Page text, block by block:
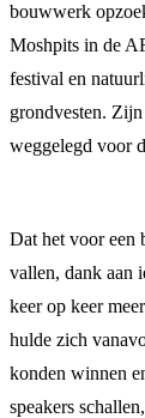
bouwwerk
Moshpits in de
festival en
grondvesten.
weggelegd voor
Dat het voor een
vallen, dank aan
keer op keer
hulde zich
konden winnen
speakers